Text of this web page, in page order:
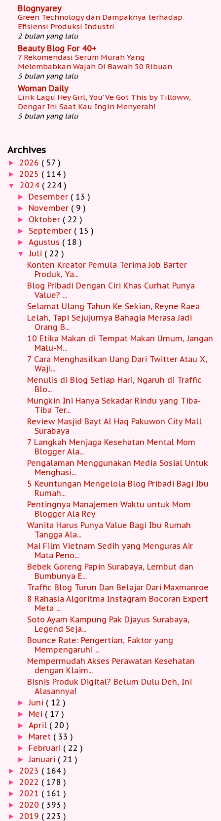
Blognyarey
Green Technology dan Dampaknya terhadap
Efisiensi Produksi Industri
2 bulan yang lalu
Beauty Blog For 40+
7 Rekomendasi Serum Murah Yang
Melembabkan Wajah Di Bawah 50 Ribuan
5 bulan yang lalu
Woman Daily
Lirik Lagu Hey Girl, You'Ve Got This by Tilloww,
Dengar Ini Saat Kau Ingin Menyerah!
5 bulan yang lalu
Archives
► 2026 ( 57 )
► 2025 ( 114 )
▼ 2024 ( 224 )
► Desember ( 13 )
► November ( 9 )
► Oktober ( 22 )
► September ( 15 )
►Agustus ( 18 )
▼ Juli ( 22 )
Konten Kreator Pemula Terima Job Barter
Produk, Ya...
Blog Pribadi Dengan Ciri Khas Curhat Punya
Value? ...
Selamat Ulang Tahun Ke Sekian, Reyne Raea
Lelah, Tapi Sejujurnya Bahagia Merasa Jadi
Orang B...
10 Etika Makan di Tempat Makan Umum, Jangan
Malu-M...
7 Cara Menghasilkan Uang Dari Twitter Atau X,
Waji...
Menulis di Blog Setiap Hari, Ngaruh di Traffic
Blo...
Mungkin Ini Hanya Sekadar Rindu yang Tiba-
Tiba Ter...
Review Masjid Bayt Al Haq Pakuwon City Mall
Surabaya
7 Langkah Menjaga Kesehatan Mental Mom
Blogger Ala...
Pengalaman Menggunakan Media Sosial Untuk
Menghasi...
5 Keuntungan Mengelola Blog Pribadi Bagi Ibu
Rumah...
Pentingnya Manajemen Waktu untuk Mom
Blogger Ala Rey
Wanita Harus Punya Value Bagi Ibu Rumah
Tangga Ala...
Mai Film Vietnam Sedih yang Menguras Air
Mata Peno...
Bebek Goreng Papin Surabaya, Lembut dan
Bumbunya E...
Traffic Blog Turun Dan Belajar Dari Maxmanroe
8 Rahasia Algoritma Instagram Bocoran Expert
Meta ...
Soto Ayam Kampung Pak Djayus Surabaya,
Legend Seja...
Bounce Rate: Pengertian, Faktor yang
Mempengaruhi ...
Mempermudah Akses Perawatan Kesehatan
dengan Klaim...
Bisnis Produk Digital? Belum Dulu Deh, Ini
Alasannya!
►Juni ( 12 )
► Mei ( 17 )
►April ( 20 )
► Maret ( 33 )
► Februari ( 22 )
►Januari ( 21 )
► 2023 ( 164 )
► 2022 ( 178 )
► 2021 ( 161 )
► 2020 ( 393 )
► 2019 ( 223 )